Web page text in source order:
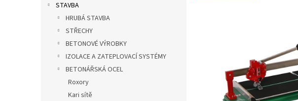
STAVBA
HRUBÁ STAVBA
STŘECHY
BETONOVÉ VÝROBKY
IZOLACE A ZATEPLOVACÍ SYSTÉMY
BETONÁŘSKÁ OCEL
Roxory
Kari sítě